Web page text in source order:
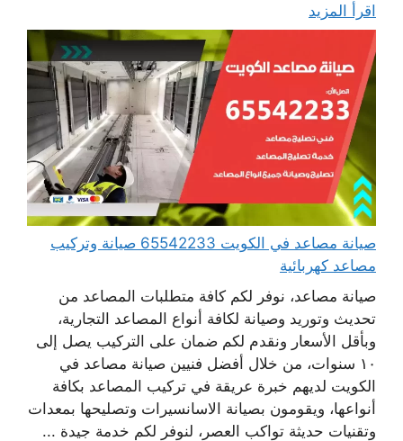
اقرأ المزيد
صيانة مصاعد في الكويت 65542233 صيانة وتركيب
مصاعد كهربائية
صيانة مصاعد، نوفر لكم كافة متطلبات المصاعد من
تحديث وتوريد وصيانة لكافة أنواع المصاعد التجارية،
وبأقل الأسعار ونقدم لكم ضمان على التركيب يصل إلى
١٠ سنوات، من خلال أفضل فنيين صيانة مصاعد في
الكويت لديهم خبرة عريقة في تركيب المصاعد بكافة
أنواعها، ويقومون بصيانة الاسانسيرات وتصليحها بمعدات
وتقنيات حديثة تواكب العصر، لنوفر لكم خدمة جيدة ...